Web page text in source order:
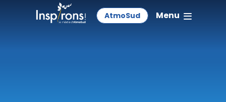
AtmoSud Menu